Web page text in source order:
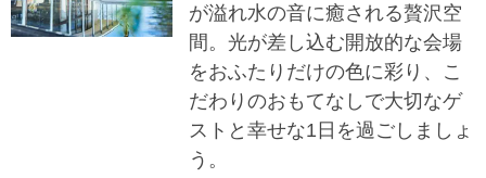
が溢れ水の音に癒される贅沢空
間。光が差し込む開放的な会場
をおふたりだけの色に彩り、こ
だわりのおもてなしで大切なゲ
ストと幸せな1日を過ごしましょ
う。